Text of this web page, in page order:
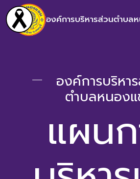
องค์การบริหารส่วนตำบล
องค์การบริหา
ตำบลหนอง
แผน